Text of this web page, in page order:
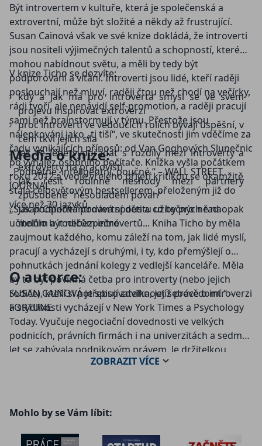
Být introvertem v kultuře, která je společenská a
extrovertní, může být složité a někdy až frustrující.
Susan Cainová však ve své knize dokládá, že introverti
jsou nositeli výjimečných talentů a schopností, které
mohou nabídnout světu, a měli by tedy být
podporováni a vítáni. Introverti jsou lidé, kteří raději
poslouchají než mluví, raději čtou než chodí na večírky,
rádi tvoří, ale nenávidí self-promotion, a raději pracují
sami než brainstormují v týmu. Přestože jsou
nálepkováni jako „ti tiší“, ve skutečnosti jim vděčíme za
řadu vynikajících přínosů: od Van Goghových Slunečnic
po vynález osobního počítače. Knížka vyšla počátkem
roku 2012 a vedle vřelého přijetí kritikou se okamžitě
stala celosvětovým bestsellerem, přeloženým již do
více než 30 jazyků.
V knize Ticho se dozvíte:
kdy a jak má pro introverta smysl se ve svém
projevu inspirovat extroverzí
proč introverti ve vedoucích rolích bývají úspěšní, v
čem tkví jejich síla
jak se lépe vypořádat s rozdíly mezi introverty a
extroverty na pracovišti
jak řešit rodinné neshody mezi partnery
způsobené "nesouladem povah"
jak podpořit introvertní děti a co by pro ně naopak
mohlo být nebezpečné
Média o knize:
„Podnětné, inteligentní, poučné.“ – WALL STREET
JOURNAL
„Susan Cainová podává spoustu užitečných rad
učitelům a rodičům introvertů... Kniha Ticho by měla
zaujmout každého, komu záleží na tom, jak lidé myslí,
pracují a vycházejí s druhými, i ty, kdo přemýšlejí o
pohnutkách jednání kolegy z vedlejší kanceláře. Měla
by to být povinná četba pro introverty (nebo jejich
rodiče), kteří si potřebují zdvihnout sebevědomí.“ –
FORTUNE
O autorce:
SUSAN CAINOVÁ je spisovatelka, jejíž práce o introverzi
a stydlivosti vycházejí v New York Times a Psychology
Today. Vyučuje negociační dovednosti ve velkých
podnicích, právních firmách i na univerzitách a sedm
let se zabývala podnikovým právem. Je držitelkou
čestných titulů z Princetonu a z Harvard Law School.
ZOBRAZITVÍCE
Mohlo by se Vám líbit: